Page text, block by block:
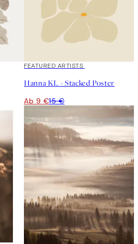
40%*
FEATURED ARTISTS
Hanna KL - Stacked Poster
Ab 9 €15 €